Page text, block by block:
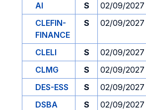
AI
S 02/09/2027
CLEFIN-
FINANCE
S 02/09/2027
CLELI S 02/09/2027
CLMG
S 02/09/2027
DES-ESS
S 02/09/2027
DSBA
S 02/09/2027